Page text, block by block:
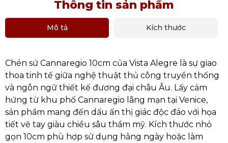
Thông tin sản phẩm
Mô tả Kích thước
Chén sứ Cannaregio 10cm của Vista Alegre là sự giao
thoa tinh tế giữa nghệ thuật thủ công truyền thống
và ngôn ngữ thiết kế đương đại châu Âu. Lấy cảm
hứng từ khu phố Cannaregio lãng mạn tại Venice,
sản phẩm mang đến dấu ấn thị giác độc đáo với họa
tiết vẽ tay giàu chiều sâu thẩm mỹ. Kích thước nhỏ
gọn 10cm phù hợp sử dụng hằng ngày hoặc làm